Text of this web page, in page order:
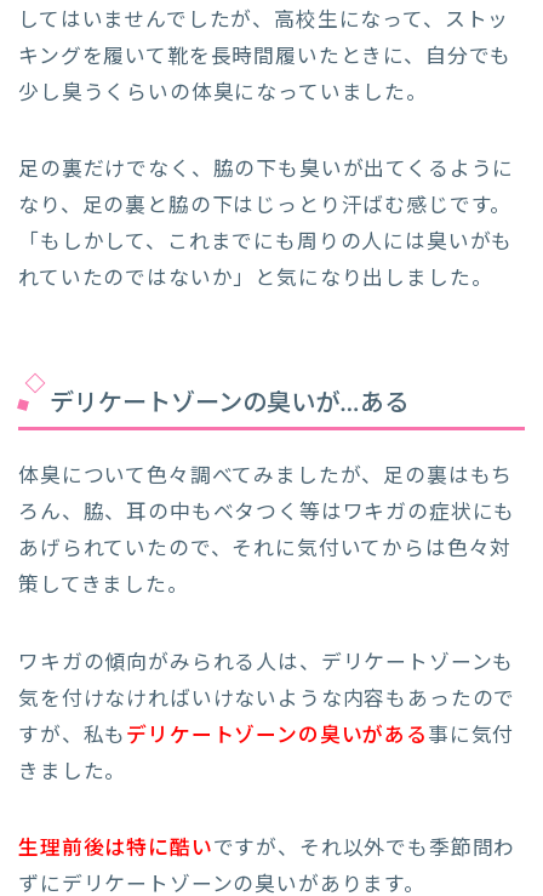
してはいませんでしたが、高校生になって、ストッ
キングを履いて靴を長時間履いたときに、自分でも
少し臭うくらいの体臭になっていました。
足の裏だけでなく、脇の下も臭いが出てくるように
なり、足の裏と脇の下はじっとり汗ばむ感じです。
「もしかして、これまでにも周りの人には臭いがも
れていたのではないか」と気になり出しました。
デリケートゾーンの臭いが…ある
体臭について色々調べてみましたが、足の裏はもち
ろん、脇、耳の中もベタつく等はワキガの症状にも
あげられていたので、それに気付いてからは色々対
策してきました。
ワキガの傾向がみられる人は、デリケートゾーンも
気を付けなければいけないような内容もあったので
すが、私もデリケートゾーンの臭いがある事に気付
きました。
生理前後は特に酷いですが、それ以外でも季節問わ
ずにデリケートゾーンの臭いがあります。